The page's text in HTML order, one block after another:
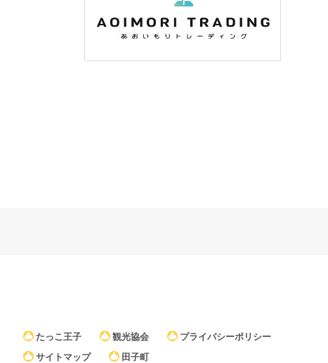
たっこ王子 観光協会
プライバシーポリシー
サイトマップ
田子町